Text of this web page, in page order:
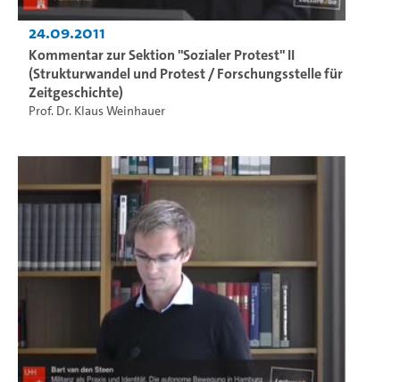
24.09.2011
Kommentar zur Sektion "Sozialer Protest" II
(Strukturwandel und Protest / Forschungsstelle für
Zeitgeschichte)
Prof. Dr. Klaus Weinhauer